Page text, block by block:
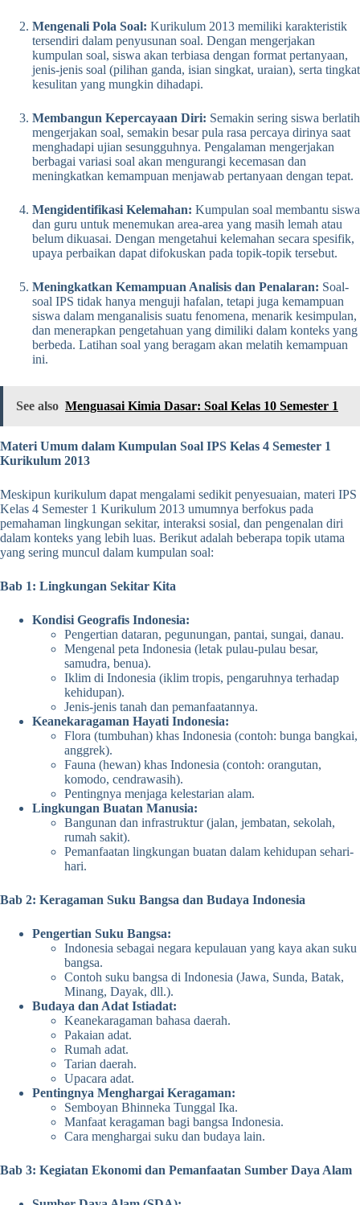
Mengenali Pola Soal: Kurikulum 2013 memiliki karakteristik
tersendiri dalam penyusunan soal. Dengan mengerjakan
kumpulan soal, siswa akan terbiasa dengan format pertanyaan,
jenis-jenis soal (pilihan ganda, isian singkat, uraian), serta tingkat
kesulitan yang mungkin dihadapi.
Membangun Kepercayaan Diri: Semakin sering siswa berlatih
mengerjakan soal, semakin besar pula rasa percaya dirinya saat
menghadapi ujian sesungguhnya. Pengalaman mengerjakan
berbagai variasi soal akan mengurangi kecemasan dan
meningkatkan kemampuan menjawab pertanyaan dengan tepat.
Mengidentifikasi Kelemahan: Kumpulan soal membantu siswa
dan guru untuk menemukan area-area yang masih lemah atau
belum dikuasai. Dengan mengetahui kelemahan secara spesifik,
upaya perbaikan dapat difokuskan pada topik-topik tersebut.
Meningkatkan Kemampuan Analisis dan Penalaran: Soal-
soal IPS tidak hanya menguji hafalan, tetapi juga kemampuan
siswa dalam menganalisis suatu fenomena, menarik kesimpulan,
dan menerapkan pengetahuan yang dimiliki dalam konteks yang
berbeda. Latihan soal yang beragam akan melatih kemampuan
ini.
See also Menguasai Kimia Dasar: Soal Kelas 10 Semester 1
Materi Umum dalam Kumpulan Soal IPS Kelas 4 Semester 1
Kurikulum 2013
Meskipun kurikulum dapat mengalami sedikit penyesuaian, materi IPS
Kelas 4 Semester 1 Kurikulum 2013 umumnya berfokus pada
pemahaman lingkungan sekitar, interaksi sosial, dan pengenalan diri
dalam konteks yang lebih luas. Berikut adalah beberapa topik utama
yang sering muncul dalam kumpulan soal:
Bab 1: Lingkungan Sekitar Kita
Kondisi Geografis Indonesia:
Pengertian dataran, pegunungan, pantai, sungai, danau.
Mengenal peta Indonesia (letak pulau-pulau besar,
samudra, benua).
Iklim di Indonesia (iklim tropis, pengaruhnya terhadap
kehidupan).
Jenis-jenis tanah dan pemanfaatannya.
Keanekaragaman Hayati Indonesia:
Flora (tumbuhan) khas Indonesia (contoh: bunga bangkai,
anggrek).
Fauna (hewan) khas Indonesia (contoh: orangutan,
komodo, cendrawasih).
Pentingnya menjaga kelestarian alam.
Lingkungan Buatan Manusia:
Bangunan dan infrastruktur (jalan, jembatan, sekolah,
rumah sakit).
Pemanfaatan lingkungan buatan dalam kehidupan sehari-
hari.
Bab 2: Keragaman Suku Bangsa dan Budaya Indonesia
Pengertian Suku Bangsa:
Indonesia sebagai negara kepulauan yang kaya akan suku
bangsa.
Contoh suku bangsa di Indonesia (Jawa, Sunda, Batak,
Minang, Dayak, dll.).
Budaya dan Adat Istiadat:
Keanekaragaman bahasa daerah.
Pakaian adat.
Rumah adat.
Tarian daerah.
Upacara adat.
Pentingnya Menghargai Keragaman:
Semboyan Bhinneka Tunggal Ika.
Manfaat keragaman bagi bangsa Indonesia.
Cara menghargai suku dan budaya lain.
Bab 3: Kegiatan Ekonomi dan Pemanfaatan Sumber Daya Alam